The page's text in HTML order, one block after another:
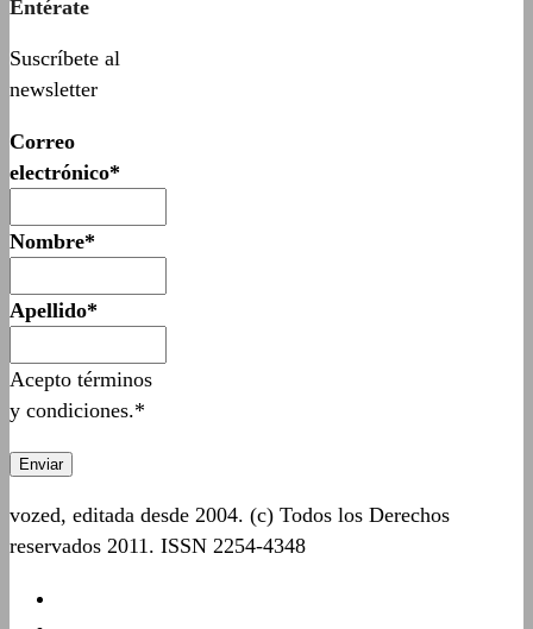
Entérate
Suscríbete al
newsletter
Correo
electrónico*
Nombre*
Apellido*
Acepto términos
y condiciones.*
vozed, editada desde 2004. (c) Todos los Derechos
reservados 2011. ISSN 2254-4348